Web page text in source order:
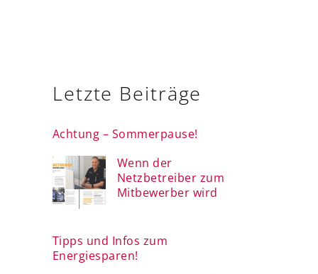
Letzte Beiträge
Achtung – Sommerpause!
Wenn der
Netzbetreiber zum
Mitbewerber wird
Tipps und Infos zum
Energiesparen!